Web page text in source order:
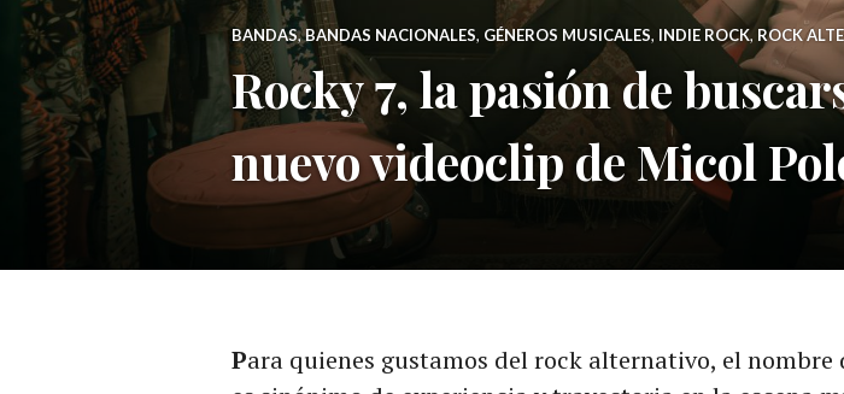
BANDAS,BANDAS NACIONALES, GÉNEROS MUSICALES, INDIE ROCK, ROCK
Rocky 7, la pasión de
nuevo videoclip de Micol
Para quienes gustamos del rock alternativo, el nombre